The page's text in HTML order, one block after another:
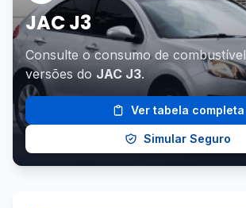
JAC J3
Consulte o consumo de
versões do JAC J3.
Ver tabela completa
Simular Seguro